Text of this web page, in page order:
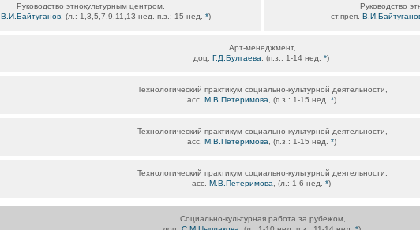
Руководство этнокультурным центром,
В.И.Байтуганов, (л.: 1,3,5,7,9,11,13 нед. п.з.: 15 нед. *)
Руководство
ст.преп.
Арт-менеджмент,
доц. Г.Д.Булгаева , (п.з.: 1-14 нед. *)
Технологический практикум социально-культурной деятельности,
асс. М.В.Петеримова , (п.з.: 1-15 нед. *)
Технологический практикум социально-культурной деятельности,
асс. М.В.Петеримова , (п.з.: 1-15 нед. *)
Технологический практикум социально-культурной деятельности,
асс. М.В.Петеримова , (л.: 1-6 нед. *)
Социально-культурная работа за рубежом,